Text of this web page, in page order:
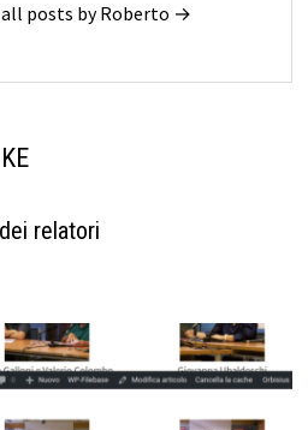
all posts by Roberto →
relatori